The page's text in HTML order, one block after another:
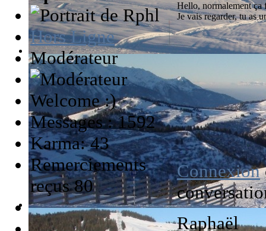
Hors Ligne
Modérateur
Welcome :)
Messages : 1592
Karma: 43
Remerciements
reçus 80
Hello, normalement ça
Je vais regarder, tu as
Connexion
Raphaël